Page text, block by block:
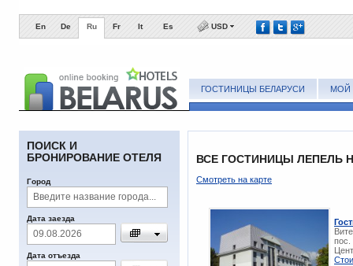
En De Ru Fr It Es USD
ГОСТИНИЦЫ БЕЛАРУСИ МОЙ
ПОИСК И
БРОНИРОВАНИЕ ОТЕЛЯ
Город
Дата заезда
Дата отъезда
ВСЕ ГОСТИНИЦЫ ЛЕПЕЛЬ
Смотреть на карте